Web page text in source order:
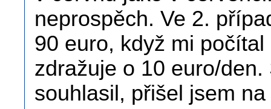
neprospěch. Ve 2.
90 euro, když mi
zdražuje o 10 euro/
souhlasil, přišel jsem